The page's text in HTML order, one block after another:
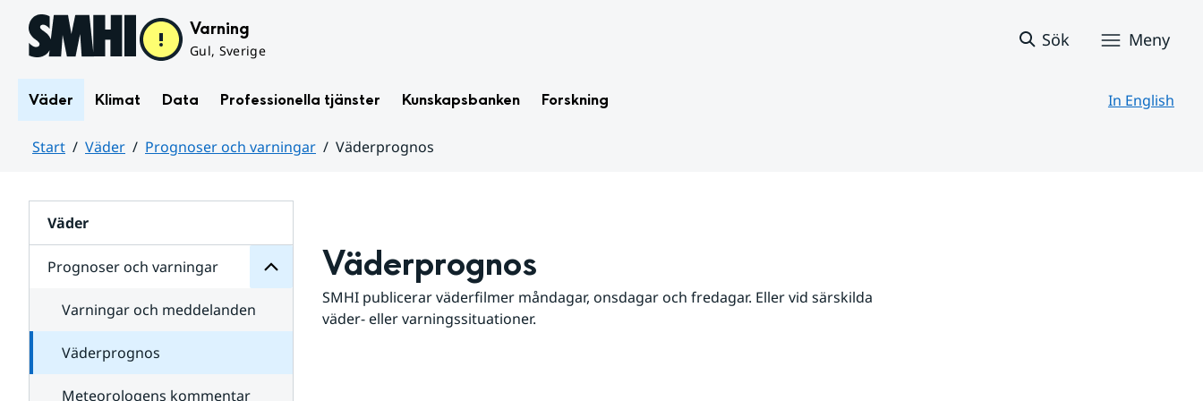
Hoppa till sidans innehåll Varning
Gul, Sverige
Sök Meny
Väder Klimat Data Professionella tjänster Kunskapsbanken Forskning In English
Start Väder Prognoser och varningar
Väderprognos
Väder
Prognoser och varningar
för
varningar
Varningar och meddelanden
Väderprognos
Meteorologens kommentar
Väderprognos
SMHI publicerar väderfilmer måndagar, onsdagar och fredagar. Eller vid särskilda
väder- eller varningssituationer.